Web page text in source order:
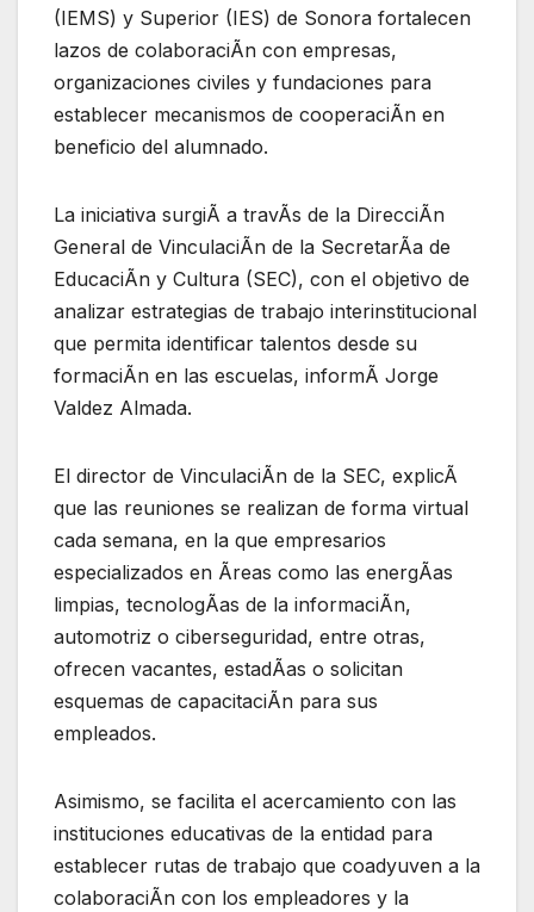
(IEMS) y Superior (IES) de Sonora fortalecen
lazos de colaboraciÃn con empresas,
organizaciones civiles y fundaciones para
establecer mecanismos de cooperaciÃn en
beneficio del alumnado.
La iniciativa surgiÃ a travÃs de la DirecciÃn
General de VinculaciÃn de la SecretarÃa de
EducaciÃn y Cultura (SEC), con el objetivo de
analizar estrategias de trabajo interinstitucional
que permita identificar talentos desde su
formaciÃn en las escuelas, informÃ Jorge
Valdez Almada.
El director de VinculaciÃn de la SEC, explicÃ
que las reuniones se realizan de forma virtual
cada semana, en la que empresarios
especializados en Ãreas como las energÃas
limpias, tecnologÃas de la informaciÃn,
automotriz o ciberseguridad, entre otras,
ofrecen vacantes, estadÃas o solicitan
esquemas de capacitaciÃn para sus
empleados.
Asimismo, se facilita el acercamiento con las
instituciones educativas de la entidad para
establecer rutas de trabajo que coadyuven a la
colaboraciÃn con los empleadores y la